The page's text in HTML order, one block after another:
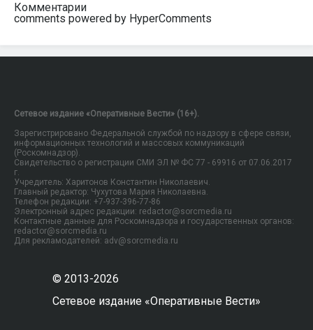
Комментарии
comments powered by HyperComments
Сетевое издание «Оперативные Вести» (16+).
Зарегистрировано Федеральной службой по надзору в сфере связи,
информационных технологий и массовых коммуникаций
(Роскомнадзор).
Свидетельство о регистрации СМИ ЭЛ № ФС 77 - 69916 от 07.06.2017
г.
Учредитель: Харитонов Константин Николаевич.
Главный редактор: Чухутова Мария Николаевна.
Телефон редакции: +7-937-396-77-86
Электронный адрес редакции: redactor@sorcmedia.ru
Контактные данные для Роскомнадзора и государственных органов:
redactor@sorcmedia.ru
Для рекламодателей: adv@sorcmedia.ru
© 2013-2026
Сетевое издание «Оперативные Вести»